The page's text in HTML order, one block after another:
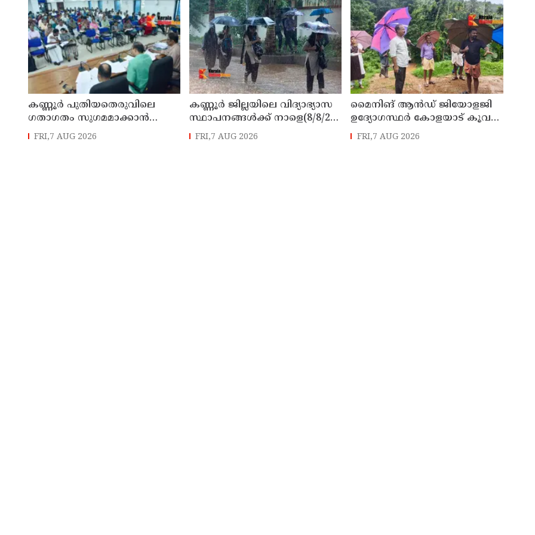
കണ്ണൂർ പുതിയതെരുവിലെ
ഗതാഗതം സുഗമമാക്കാന്‍
നടപടികള്‍ സ്വീകരിക്കും
FRI,7 AUG 2026
കണ്ണൂർ ജില്ലയിലെ വിദ്യാഭ്യാസ
സ്ഥാപനങ്ങള്‍ക്ക് നാളെ(8/8/26)
അവധി പ്രഖ്യാപിച്ചു
FRI,7 AUG 2026
മൈനിങ് ആൻഡ്​ ജിയോളജി
ഉദ്യോഗസ്ഥർ കോളയാട് കൂവ
ഉന്നതി സന്ദർശിച്ചു
FRI,7 AUG 2026